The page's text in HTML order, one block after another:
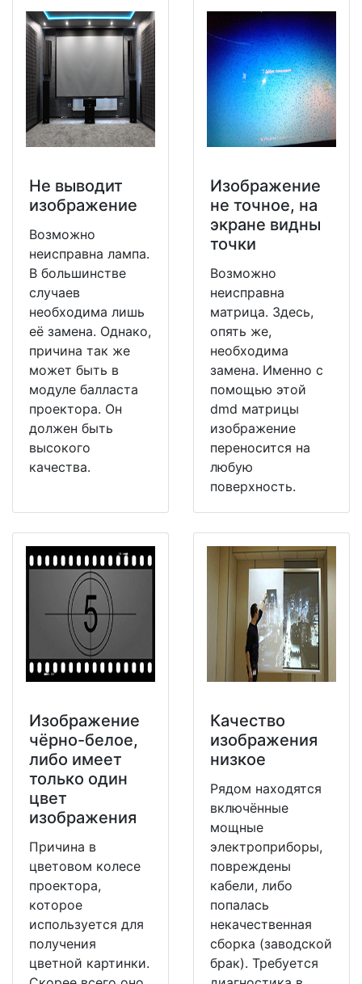
Не выводит
изображение
Возможно
неисправна лампа.
В большинстве
случаев
необходима лишь
её замена. Однако,
причина так же
может быть в
модуле балласта
проектора. Он
должен быть
высокого
качества.
Изображение
не точное, на
экране видны
точки
Возможно
неисправна
матрица. Здесь,
опять же,
необходима
замена. Именно с
помощью этой
dmd матрицы
изображение
переносится на
любую
поверхность.
Изображение
чёрно-белое,
либо имеет
только один
цвет
изображения
Причина в
цветовом колесе
проектора,
которое
используется для
получения
цветной картинки.
Качество
изображения
низкое
Рядом находятся
включённые
мощные
электроприборы,
повреждены
кабели, либо
попалась
некачественная
сборка (заводской
брак). Требуется